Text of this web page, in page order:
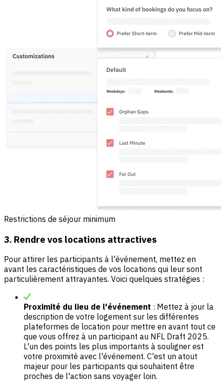
Restrictions de séjour minimum
3. Rendre vos locations attractives
Pour attirer les participants à l'événement, mettez en
avant les caractéristiques de vos locations qui leur sont
particulièrement attrayantes. Voici quelques stratégies :
Proximité du lieu de l'événement : Mettez à jour la
description de votre logement sur les différentes
plateformes de location pour mettre en avant tout ce
que vous offrez à un participant au NFL Draft 2025.
L'un des points les plus importants à souligner est
votre proximité avec l'événement. C'est un atout
majeur pour les participants qui souhaitent être
proches de l'action sans voyager loin.